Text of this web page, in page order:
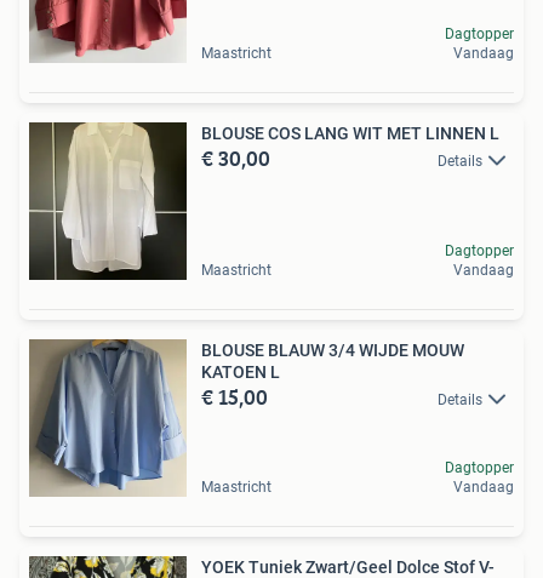
Maastricht
Dagtopper
Vandaag
BLOUSE COS LANG WIT MET LINNEN L
€ 30,00 Details
Maastricht
Dagtopper
Vandaag
BLOUSE BLAUW 3/4 WIJDE MOUW
KATOEN L
€ 15,00 Details
Maastricht
Dagtopper
Vandaag
YOEK Tuniek Zwart/Geel Dolce Stof V-